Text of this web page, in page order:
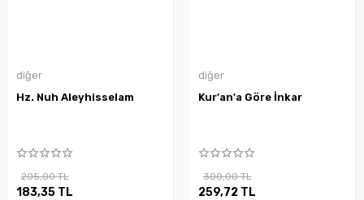
diğer
Hz. Nuh Aleyhisselam
205,00 TL
183,35 TL
diğer
Kur'an'a Göre İnkar
300,00 TL
259,72 TL